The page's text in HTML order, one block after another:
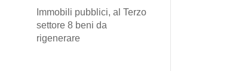
Immobili pubblici, al Terzo
settore 8 beni da
rigenerare